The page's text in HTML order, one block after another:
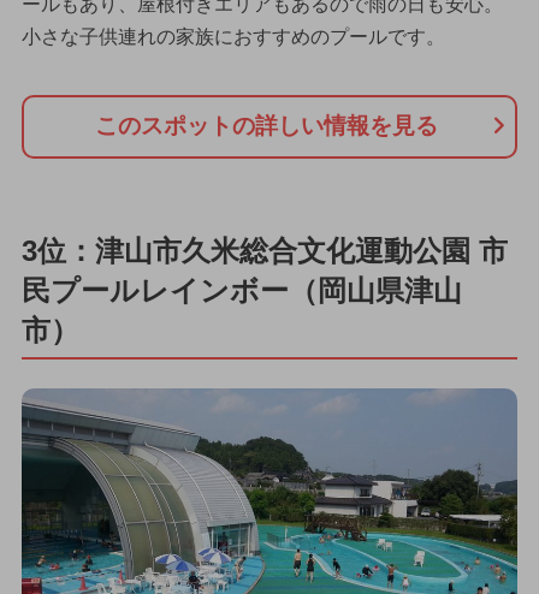
ールもあり、屋根付きエリアもあるので雨の日も安心。
小さな子供連れの家族におすすめのプールです。
このスポットの詳しい情報を見る
3位：津山市久米総合文化運動公園 市
民プールレインボー（岡山県津山
市）